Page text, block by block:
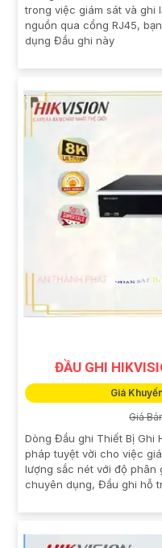
trong việc giám sát và ghi
nguồn qua cổng RJ45,
dụng Đầu ghi này
ĐẦU GHI
Giá
Giá
Dòng Đầu ghi Thiết Bị Ghi
pháp tuyệt vời cho việc
lượng sắc nét với độ phân
chuyên dụng, Đầu ghi hỗ